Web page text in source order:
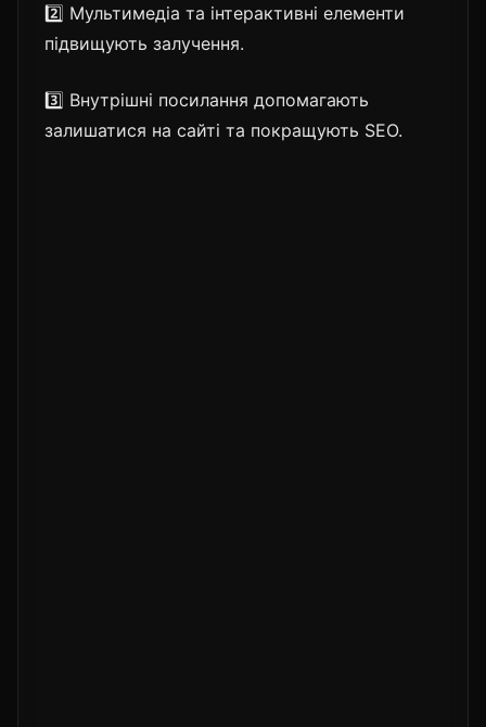
2️⃣ Мультимедіа та інтерактивні елементи
підвищують залучення.
3️⃣ Внутрішні посилання допомагають
залишатися на сайті та покращують SEO.